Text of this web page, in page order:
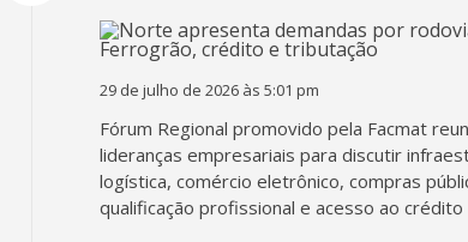
29 de julho de 2026 às 5:01 pm
Fórum Regional promovido pela Facmat
lideranças empresariais para discutir
logística, comércio eletrônico, compras
qualificação profissional e acesso ao crédito